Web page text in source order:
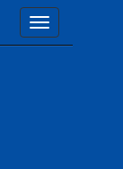
Toggle